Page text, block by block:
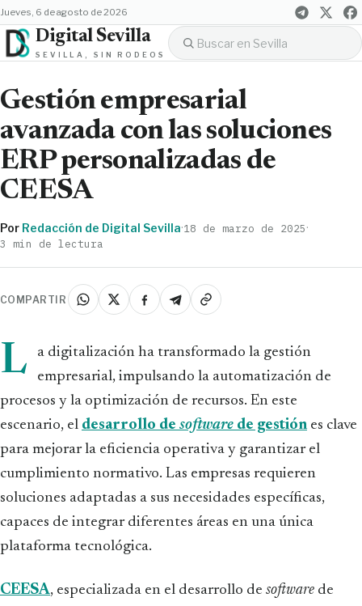
jueves, 6 de agosto de 2026
Digital Sevilla
SEVILLA, SIN RODEOS
Gestión empresarial
avanzada con las soluciones
ERP personalizadas de
CEESA
Por Redacción de Digital Sevilla·18 de marzo de 2025·
3 min de lectura
COMPARTIR
L
a digitalización ha transformado la gestión
empresarial, impulsando la automatización de
procesos y la optimización de recursos. En este
escenario, el desarrollo de software de gestión es clave
para mejorar la eficiencia operativa y garantizar el
cumplimiento normativo. Las empresas requieren
soluciones adaptadas a sus necesidades específicas,
capaces de integrar diferentes áreas en una única
plataforma tecnológica.
CEESA, especializada en el desarrollo de software de